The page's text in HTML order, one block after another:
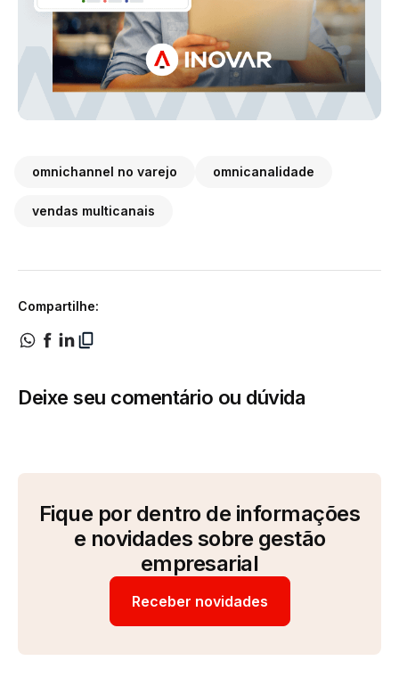
omnichannel no varejo omnicanalidade
vendas multicanais
Compartilhe:
Deixe seu comentário ou dúvida
Fique por dentro de informações
e novidades sobre gestão
empresarial
Receber novidades